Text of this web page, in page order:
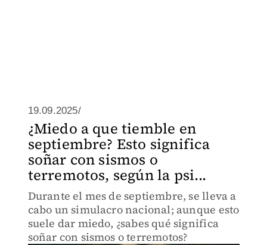
19.09.2025/
¿Miedo a que tiemble en
septiembre? Esto significa
soñar con sismos o
terremotos, según la psi...
Durante el mes de septiembre, se lleva a
cabo un simulacro nacional; aunque esto
suele dar miedo, ¿sabes qué significa
soñar con sismos o terremotos?